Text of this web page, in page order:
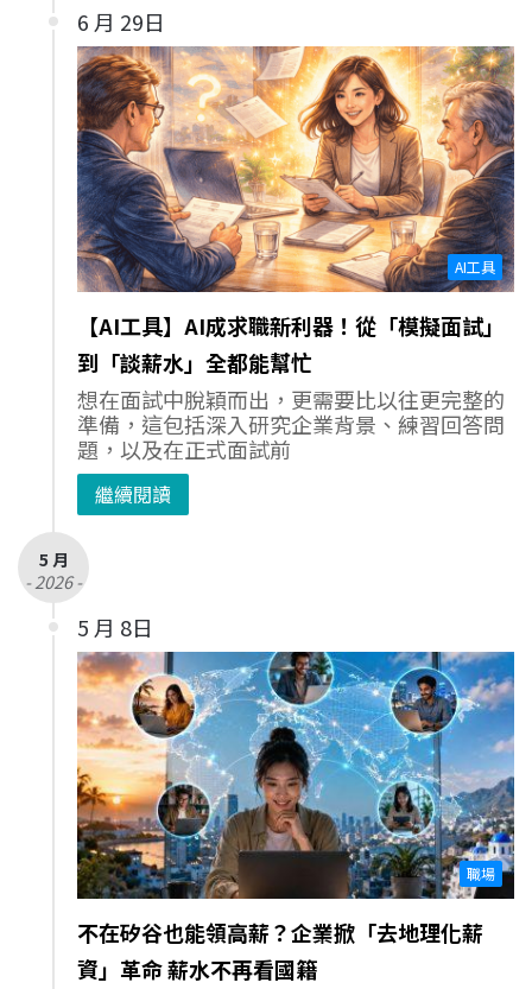
6 月 29日
AI工具
【AI工具】AI成求職新利器！從「模擬面試」
到「談薪水」全都能幫忙
想在面試中脫穎而出，更需要比以往更完整的
準備，這包括深入研究企業背景、練習回答問
題，以及在正式面試前
繼續閱讀
5 月
- 2026 -
5 月 8日
職場
不在矽谷也能領高薪？企業掀「去地理化薪
資」革命 薪水不再看國籍